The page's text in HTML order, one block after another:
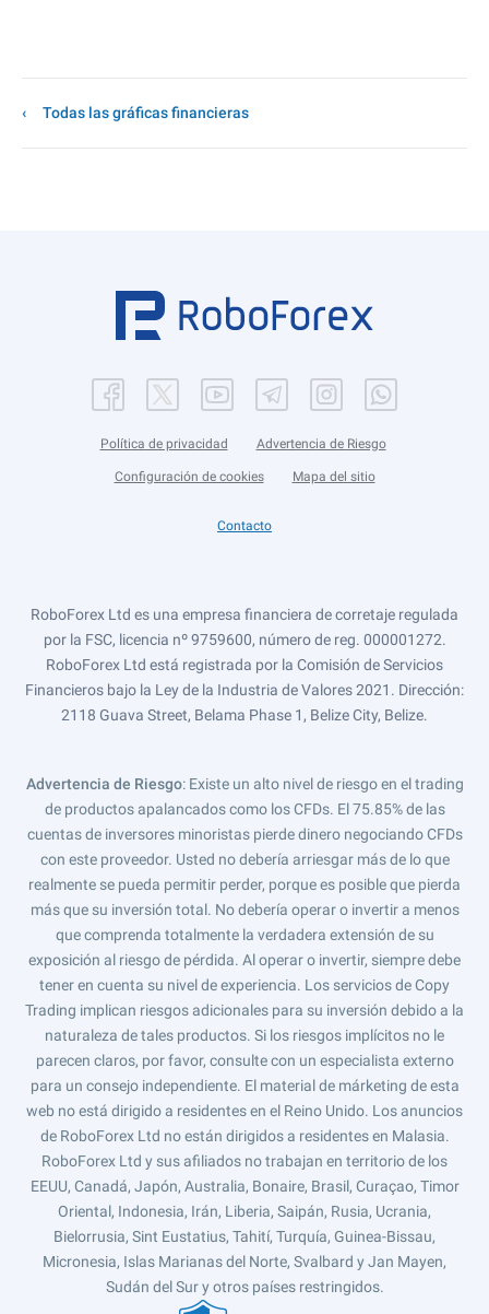
Todas las gráficas financieras
Política de privacidad Advertencia de Riesgo
Configuración de cookies Mapa del sitio
Contacto
RoboForex Ltd es una empresa financiera de corretaje regulada
por la FSC, licencia nº 9759600, número de reg. 000001272.
RoboForex Ltd está registrada por la Comisión de Servicios
Financieros bajo la Ley de la Industria de Valores 2021. Dirección:
2118 Guava Street, Belama Phase 1, Belize City, Belize.
Advertencia de Riesgo: Existe un alto nivel de riesgo en el trading
de productos apalancados como los CFDs. El 75.85% de las
cuentas de inversores minoristas pierde dinero negociando CFDs
con este proveedor. Usted no debería arriesgar más de lo que
realmente se pueda permitir perder, porque es posible que pierda
más que su inversión total. No debería operar o invertir a menos
que comprenda totalmente la verdadera extensión de su
exposición al riesgo de pérdida. Al operar o invertir, siempre debe
tener en cuenta su nivel de experiencia. Los servicios de Copy
Trading implican riesgos adicionales para su inversión debido a la
naturaleza de tales productos. Si los riesgos implícitos no le
parecen claros, por favor, consulte con un especialista externo
para un consejo independiente. El material de márketing de esta
web no está dirigido a residentes en el Reino Unido. Los anuncios
de RoboForex Ltd no están dirigidos a residentes en Malasia.
RoboForex Ltd y sus afiliados no trabajan en territorio de los
EEUU, Canadá, Japón, Australia, Bonaire, Brasil, Curaçao, Timor
Oriental, Indonesia, Irán, Liberia, Saipán, Rusia, Ucrania,
Bielorrusia, Sint Eustatius, Tahití, Turquía, Guinea-Bissau,
Micronesia, Islas Marianas del Norte, Svalbard y Jan Mayen,
Sudán del Sur y otros países restringidos.